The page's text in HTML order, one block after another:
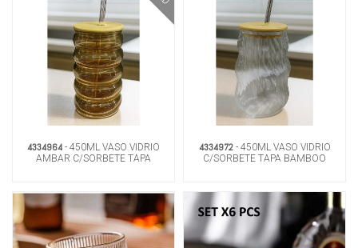
4334964 - 450ML VASO VIDRIO
AMBAR C/SORBETE TAPA
4334972- 450ML VASO VIDRIO
C/SORBETE TAPA BAMBOO